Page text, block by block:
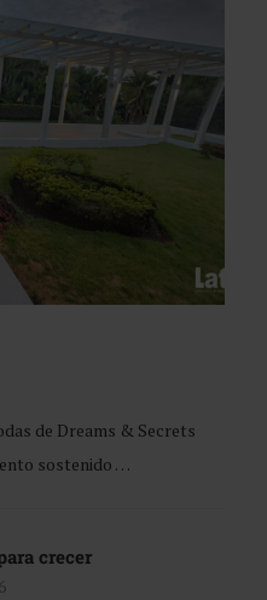
de Dreams & Secrets
sostenido …
crecer